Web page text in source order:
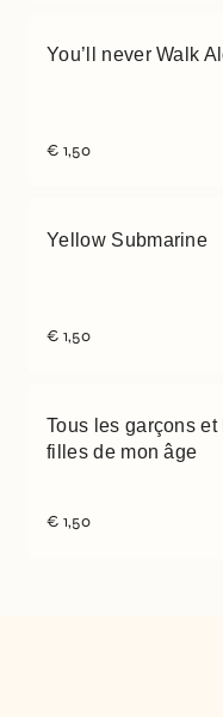
You’ll never Walk
€ 1,50
Yellow Submarine
€ 1,50
Tous les garçons et
filles de mon âge
€ 1,50